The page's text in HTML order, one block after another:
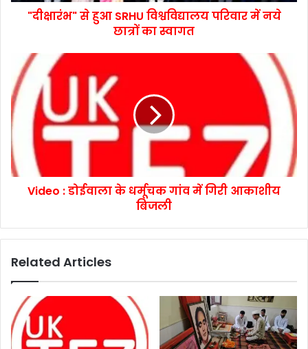
"दीक्षारंभ" से हुआ SRHU विश्वविद्यालय परिवार में नये
छात्रों का स्वागत
Video : डोईवाला के धर्मूचक गांव में गिरी आकाशीय
बिजली
Related Articles